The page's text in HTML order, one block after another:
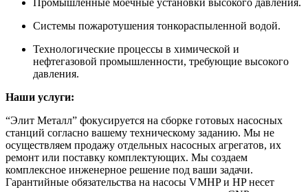
Системы пожаротушения тонкораспыленной водой.
Технологические процессы в химической и
нефтегазовой промышленности, требующие высокого
давления.
Наши услуги:
“Элит Металл” фокусируется на сборке готовых насосных
станций согласно вашему техническому заданию. Мы не
осуществляем продажу отдельных насосных агрегатов, их
ремонт или поставку комплектующих. Мы создаем
комплексное инженерное решение под ваши задачи.
Гарантийные обязательства на насосы VMHP и HP несет